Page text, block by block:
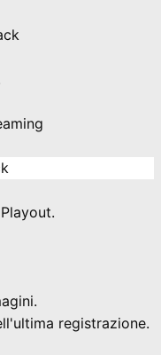
registrazione.